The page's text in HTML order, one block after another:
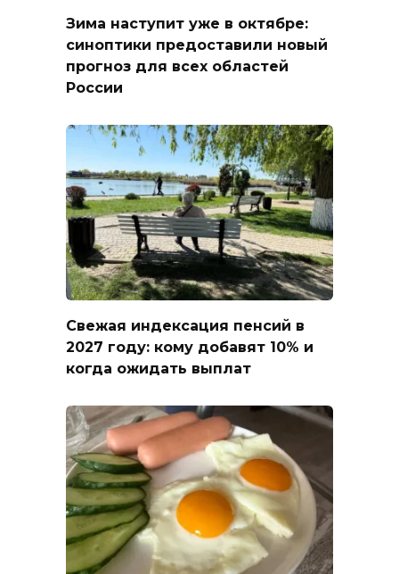
Зима наступит уже в октябре:
синоптики предоставили новый
прогноз для всех областей
России
Свежая индексация пенсий в
2027 году: кому добавят 10% и
когда ожидать выплат